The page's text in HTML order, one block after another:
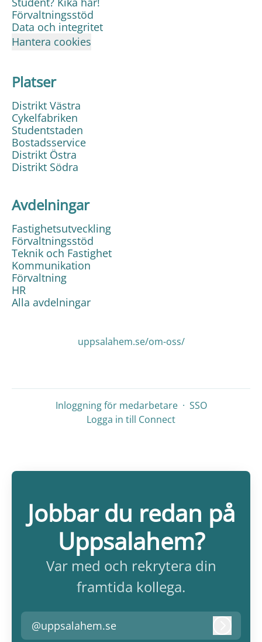
Förvaltningsstöd
Data och integritet
Hantera cookies
Platser
Distrikt Västra
Cykelfabriken
Studentstaden
Bostadsservice
Distrikt Östra
Distrikt Södra
Avdelningar
Fastighetsutveckling
Förvaltningsstöd
Teknik och Fastighet
Kommunikation
Förvaltning
HR
Alla avdelningar
uppsalahem.se/om-oss/
Inloggning för medarbetare · SSO
Logga in till Connect
Jobbar du redan på
Uppsalahem?
Var med och rekrytera din
framtida kollega.
@uppsalahem.se